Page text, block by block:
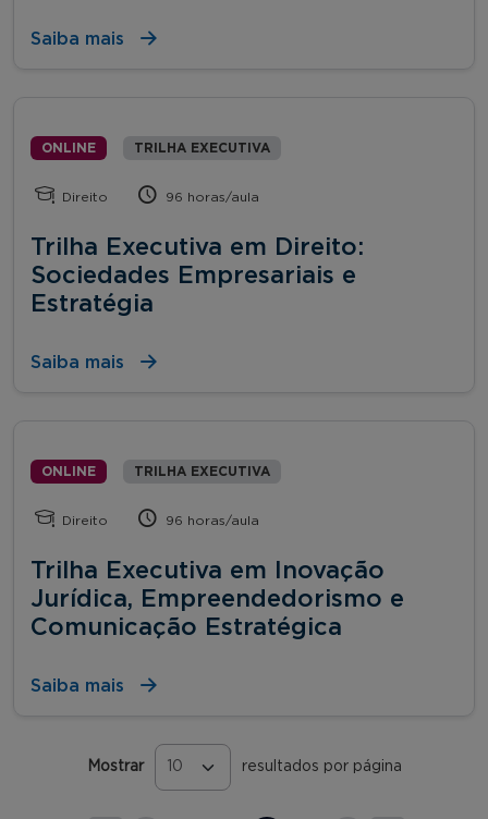
Saiba mais
ONLINE TRILHA EXECUTIVA
Direito 96 horas/aula
Trilha Executiva em Direito:
Sociedades Empresariais e
Estratégia
Saiba mais
ONLINE TRILHA EXECUTIVA
Direito 96 horas/aula
Trilha Executiva em Inovação
Jurídica, Empreendedorismo e
Comunicação Estratégica
Saiba mais
Mostrar resultados por página